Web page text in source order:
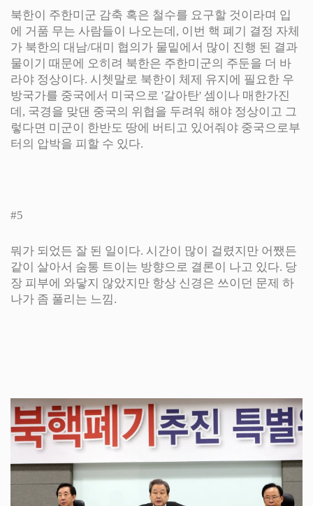
북한이 주한미군 감축 혹은 철수를 요구할 것이라며 입
에 거품 무는 사람들이 나오는데, 이번 핵 폐기 결정 자체
가 북한의 대남/대미 협의가 물밑에서 많이 진행 된 결과
물이기 때문에 오히려 북한은 주한미군의 주둔을 더 바
라야 정상이다. 시쳇말로 북한이 체제 유지에 필요한 우
방국가를 중국에서 미국으로 '갈아탄' 셈이나 매한가진
데, 국경을 맞댄 중국의 위협을 두려워 해야 정상이고 그
렇다면 미군이 한반도 땅에 버티고 있어줘야 중국으로부
터의 압박을 피할 수 있다.
#5
뭐가 되었든 잘 된 일이다. 시간이 많이 걸렸지만 어쨌든
같이 살아서 숨통 트이는 방향으로 결론이 나고 있다. 당
장 피부에 와닿지 않았지만 항상 신경은 쓰이던 문제 하
나가 좀 풀리는 느낌.